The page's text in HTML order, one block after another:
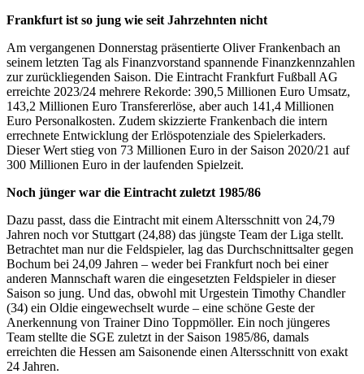
Frankfurt ist so jung wie seit Jahrzehnten nicht
Am vergangenen Donnerstag präsentierte Oliver Frankenbach an
seinem letzten Tag als Finanzvorstand spannende Finanzkennzahlen
zur zurückliegenden Saison. Die Eintracht Frankfurt Fußball AG
erreichte 2023/24 mehrere Rekorde: 390,5 Millionen Euro Umsatz,
143,2 Millionen Euro Transfererlöse, aber auch 141,4 Millionen
Euro Personalkosten. Zudem skizzierte Frankenbach die intern
errechnete Entwicklung der Erlöspotenziale des Spielerkaders.
Dieser Wert stieg von 73 Millionen Euro in der Saison 2020/21 auf
300 Millionen Euro in der laufenden Spielzeit.
Noch jünger war die Eintracht zuletzt 1985/86
Dazu passt, dass die Eintracht mit einem Altersschnitt von 24,79
Jahren noch vor Stuttgart (24,88) das jüngste Team der Liga stellt.
Betrachtet man nur die Feldspieler, lag das Durchschnittsalter gegen
Bochum bei 24,09 Jahren – weder bei Frankfurt noch bei einer
anderen Mannschaft waren die eingesetzten Feldspieler in dieser
Saison so jung. Und das, obwohl mit Urgestein Timothy Chandler
(34) ein Oldie eingewechselt wurde – eine schöne Geste der
Anerkennung von Trainer Dino Toppmöller. Ein noch jüngeres
Team stellte die SGE zuletzt in der Saison 1985/86, damals
erreichten die Hessen am Saisonende einen Altersschnitt von exakt
24 Jahren.